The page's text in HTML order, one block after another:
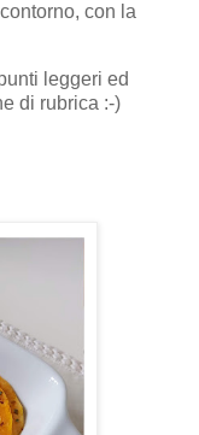
con la
leggeri ed
di rubrica :-)